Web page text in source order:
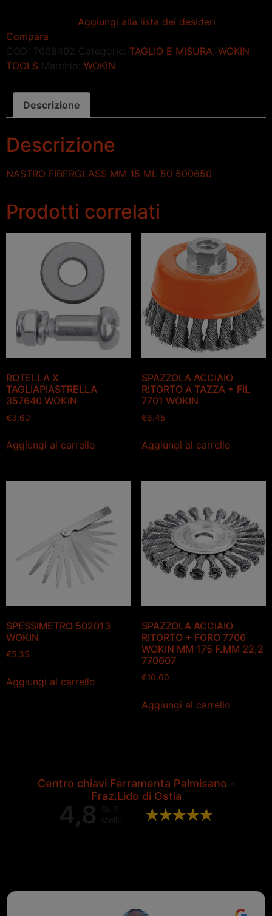
Aggiungi alla lista dei desideri
Compara
COD: 7008402 Categorie: TAGLIO E MISURA WOKIN
TOOLS Marchio: WOKIN
Descrizione
Descrizione
NASTRO FIBERGLASS MM 15 ML 50 500650
Prodotti correlati
ROTELLA X
TAGLIAPIASTRELLA
357640 WOKIN
€3.60
Aggiungi al carrello
SPAZZOLA ACCIAIO
RITORTO A TAZZA + FIL
7701 WOKIN
€6.45
Aggiungi al carrello
SPESSIMETRO 502013
WOKIN
€5.35
Aggiungi al carrello
SPAZZOLA ACCIAIO
RITORTO + FORO 7706
WOKIN MM 175 F.MM 22,2
770607
€10.60
Aggiungi al carrello
Centro chiavi Ferramenta Palmisano -
Fraz.Lido di Ostia
4,8
Su 5
stelle